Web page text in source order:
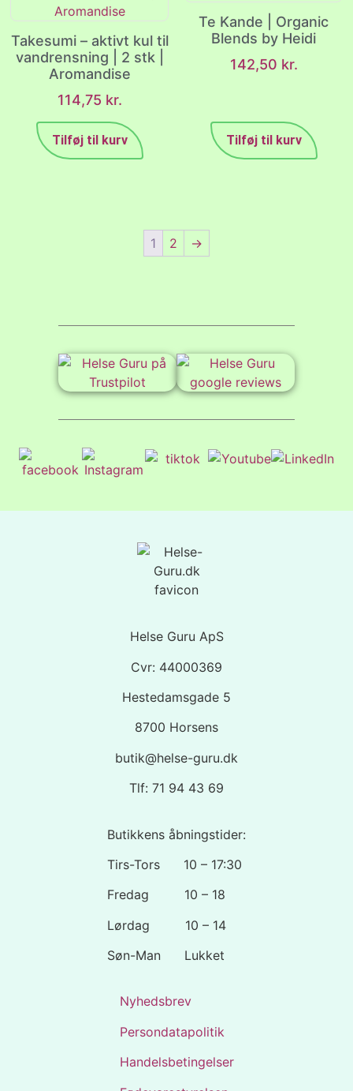
Takesumi – aktivt kul til
vandrensning | 2 stk |
Aromandise
114,75 kr.
Tilføj til kurv
Te Kande | Organic
Blends by Heidi
142,50 kr.
Tilføj til kurv
1 2 →
Helse Guru ApS
Cvr: 44000369
Hestedamsgade 5
8700 Horsens
butik@helse-guru.dk
Tlf: 71 94 43 69
Butikkens åbningstider:
Tirs-Tors 10 – 17:30
Fredag 10 – 18
Lørdag 10 – 14
Søn-Man Lukket
Nyhedsbrev
Persondatapolitik
Handelsbetingelser